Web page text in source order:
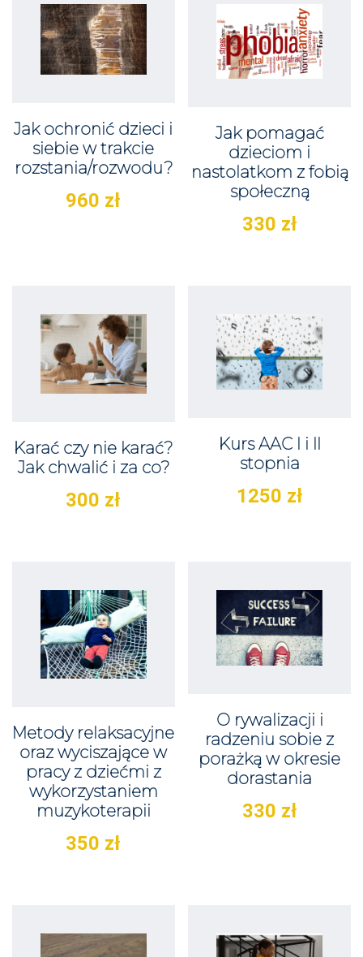
Jak ochronić dzieci i
siebie w trakcie
rozstania/rozwodu?
960 zł
Jak pomagać
dzieciom i
nastolatkom z fobią
społeczną
330 zł
Karać czy nie karać?
Jak chwalić i za co?
300 zł
Kurs AAC I i II
stopnia
1250 zł
Metody relaksacyjne
oraz wyciszające w
pracy z dziećmi z
wykorzystaniem
muzykoterapii
350 zł
O rywalizacji i
radzeniu sobie z
porażką w okresie
dorastania
330 zł